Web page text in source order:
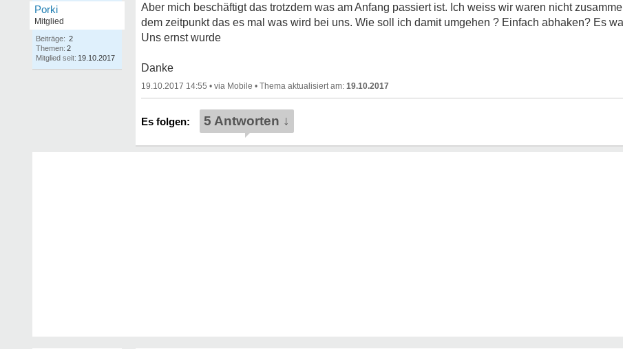
Porki
Mitglied
Beiträge: 2
Themen: 2
Mitglied seit: 19.10.2017
Aber mich beschäftigt das trotzdem was am Anfang passiert ist. Ich weiss wir waren nicht
dem zeitpunkt das es mal was wird bei uns. Wie soll ich damit umgehen ? Einfach abhaken? Es
Uns ernst wurde
Danke
19.10.2017 14:55 • • 19.10.2017
5 Antworten ↓